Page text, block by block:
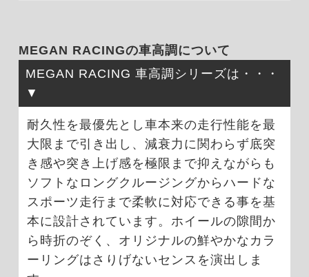
MEGAN RACINGの車高調について
MEGAN RACING 車高調シリーズは・・・
耐久性を最優先とし車本来の走行性能を最
大限まで引き出し、減衰力に関わらず底突
き感や突き上げ感を極限まで抑えながらも
ソフトなロングクルージングからハードな
スポーツ走行まで柔軟に対応できる事を基
本に設計されています。ホイールの隙間か
ら時折のぞく、オリジナルの鮮やかなカラ
ーリングはさりげないセンスを演出しま